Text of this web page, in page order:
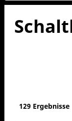
129 Ergebnisse